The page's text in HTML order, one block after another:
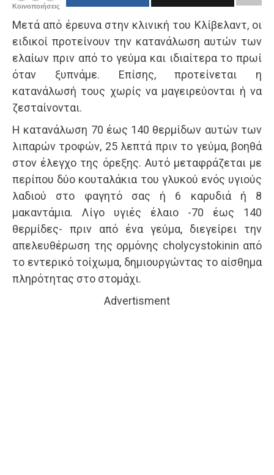
Κοινοποιήσεις
Μετά από έρευνα στην κλινική του Κλίβελαντ, οι
ειδικοί προτείνουν την κατανάλωση αυτών των
ελαίων πριν από το γεύμα και ιδιαίτερα το πρωί
όταν ξυπνάμε. Επίσης, προτείνεται η
κατανάλωσή τους χωρίς να μαγειρεύονται ή να
ζεσταίνονται.
Η κατανάλωση 70 έως 140 θερμίδων αυτών των
λιπαρών τροφών, 25 λεπτά πριν το γεύμα, βοηθά
στον έλεγχο της όρεξης. Αυτό μεταφράζεται με
περίπου δύο κουταλάκια του γλυκού ενός υγιούς
λαδιού στο φαγητό σας ή 6 καρυδιά ή 8
μακαντάμια. Λίγο υγιές έλαιο -70 έως 140
θερμίδες- πριν από ένα γεύμα, διεγείρει την
απελευθέρωση της ορμόνης cholycystokinin από
το εντερικό τοίχωμα, δημιουργώντας το αίσθημα
πληρότητας στο στομάχι.
Advertisment